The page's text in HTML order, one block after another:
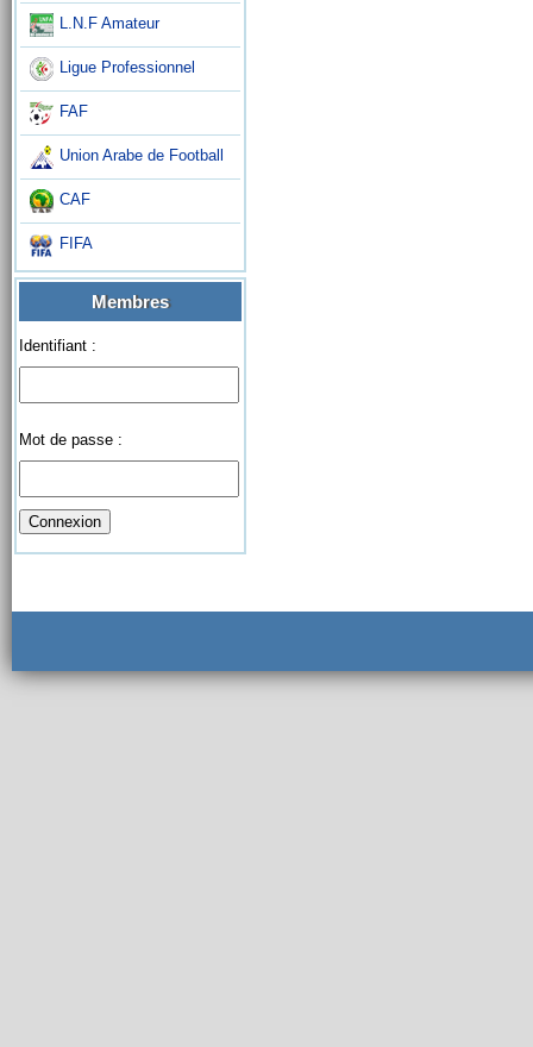
L.N.F Amateur
Ligue Professionnel
FAF
Union Arabe de Football
CAF
FIFA
Membres
Identifiant :
Mot de passe :